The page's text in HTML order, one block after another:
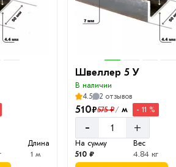
Длина
1 м
Швеллер 5 У
В наличии
4.5
2 отзывов
510₽575 ₽/м - 11 %
- +
На сумму
510 ₽
Вес
4.84 кг